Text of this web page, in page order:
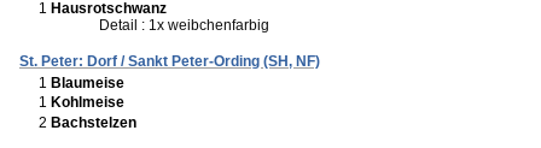
1 Hausrotschwanz
Detail : 1x weibchenfarbig
St. Peter: Dorf / Sankt Peter-Ording (SH, NF)
1 Blaumeise
1 Kohlmeise
2 Bachstelzen